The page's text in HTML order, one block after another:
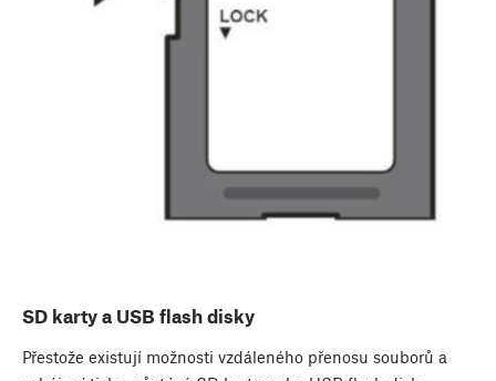
SD karty a USB flash disky
Přestože existují možnosti vzdáleného přenosu souborů a